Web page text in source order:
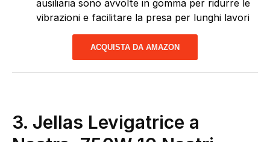
ausiliaria sono avvolte in gomma per ridurre le
vibrazioni e facilitare la presa per lunghi lavori
ACQUISTA DA AMAZON
3. Jellas Levigatrice a